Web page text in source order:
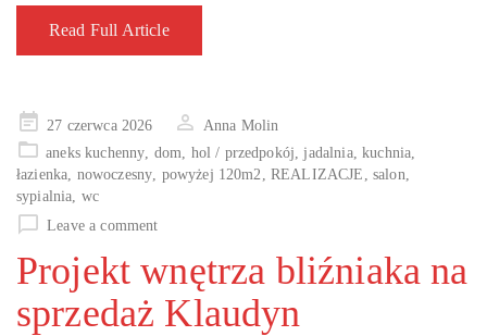
Read Full Article
Posted
on
27 czerwca 2026
Anna Molin
aneks kuchenny, dom, hol / przedpokój,jadalnia,kuchnia,
łazienka, nowoczesny, powyżej 120m2, REALIZACJE , salon,
sypialnia, wc
Leave a comment
Projekt wnętrza bliźniaka na
sprzedaż Klaudyn